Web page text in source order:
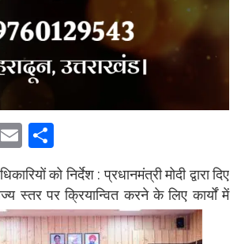
E
m
ail
h
ar
e
को निर्देश : प्रधानमंत्री मोदी द्वारा दिए
स्तर पर क्रियान्वित करने के लिए कार्यों में